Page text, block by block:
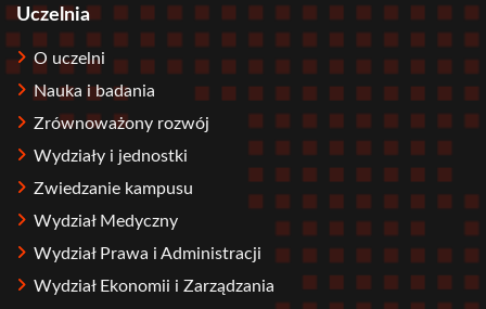
Uczelnia
O uczelni
Nauka i badania
Zrównoważony rozwój
Wydziały i jednostki
Zwiedzanie kampusu
Wydział Medyczny
Wydział Prawa i Administracji
Wydział Ekonomii i Zarządzania